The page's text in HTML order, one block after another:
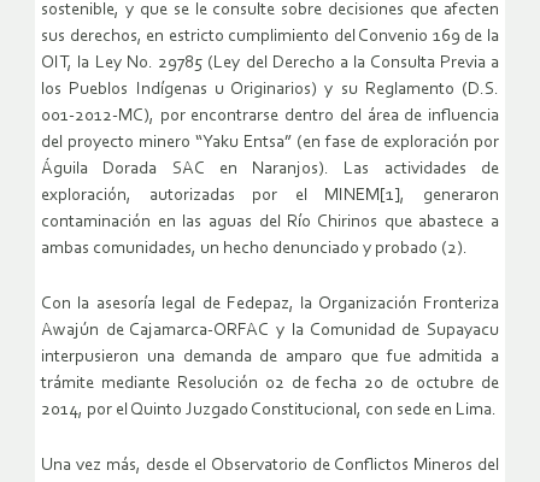
sostenible, y que se le consulte sobre decisiones que afecten
sus derechos, en estricto cumplimiento del Convenio 169 de la
OIT, la Ley No. 29785 (Ley del Derecho a la Consulta Previa a
los Pueblos Indígenas u Originarios) y su Reglamento (D.S.
001-2012-MC), por encontrarse dentro del área de influencia
del proyecto minero “Yaku Entsa” (en fase de exploración por
Águila Dorada SAC en Naranjos). Las actividades de
exploración, autorizadas por el MINEM[1], generaron
contaminación en las aguas del Río Chirinos que abastece a
ambas comunidades, un hecho denunciado y probado (2).
Con la asesoría legal de Fedepaz, la Organización Fronteriza
Awajún de Cajamarca-ORFAC y la Comunidad de Supayacu
interpusieron una demanda de amparo que fue admitida a
trámite mediante Resolución 02 de fecha 20 de octubre de
2014, por el Quinto Juzgado Constitucional, con sede en Lima.
Una vez más, desde el Observatorio de Conflictos Mineros del